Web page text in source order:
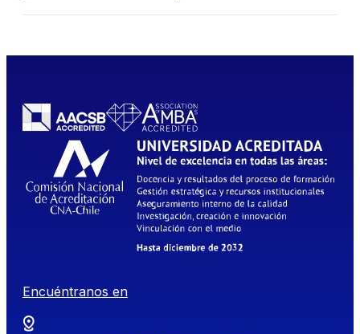
Encuéntranos en